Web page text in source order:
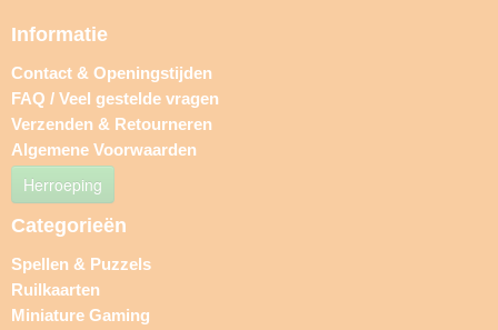
Informatie
Contact & Openingstijden
FAQ / Veel gestelde vragen
Verzenden & Retourneren
Algemene Voorwaarden
Herroeping
Categorieën
Spellen & Puzzels
Ruilkaarten
Miniature Gaming